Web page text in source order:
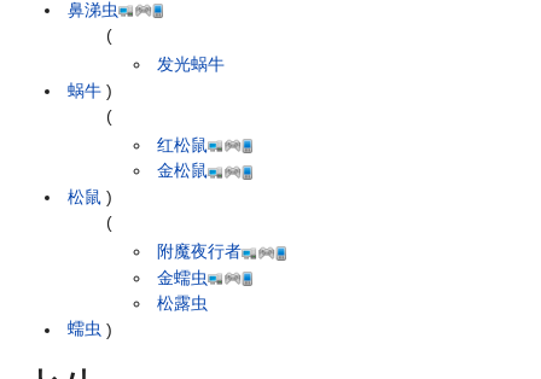
鼻涕虫
蜗牛
(
发光蜗牛
)
松鼠
(
红松鼠
金松鼠
)
蠕虫
(
附魔夜行者
金蠕虫
松露虫
)